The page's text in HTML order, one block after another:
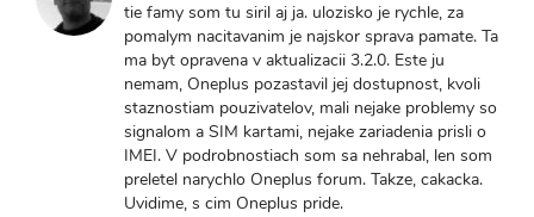
tie famy som tu siril aj ja. ulozisko je rychle, za
pomalym nacitavanim je najskor sprava pamate. Ta
ma byt opravena v aktualizacii 3.2.0. Este ju
nemam, Oneplus pozastavil jej dostupnost, kvoli
staznostiam pouzivatelov, mali nejake problemy so
signalom a SIM kartami, nejake zariadenia prisli o
IMEI. V podrobnostiach som sa nehrabal, len som
preletel narychlo Oneplus forum. Takze, cakacka.
Uvidime, s cim Oneplus pride.